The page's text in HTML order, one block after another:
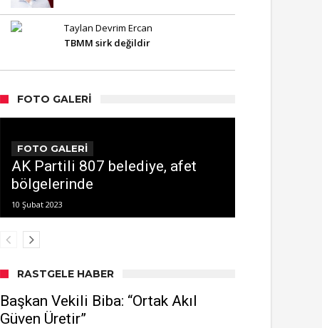
Taylan Devrim Ercan
TBMM sirk değildir
FOTO GALERI
FOTO GALERİ
AK Partili 807 belediye, afet
bölgelerinde
10 Şubat 2023
RASTGELE HABER
Başkan Vekili Biba: “Ortak Akıl
Güven Üretir”